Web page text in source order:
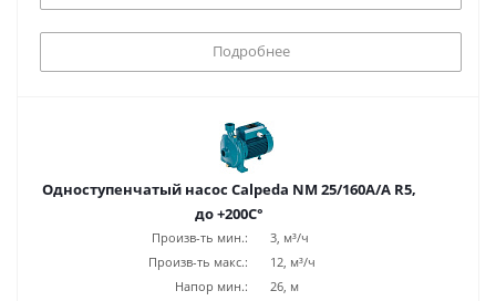
Подробнее
Одноступенчатый насос Calpeda NM 25/160A/A R5,
до +200С°
Произв-ть мин.:
3, м³/ч
Произв-ть макс.:
12, м³/ч
Напор мин.:
26, м